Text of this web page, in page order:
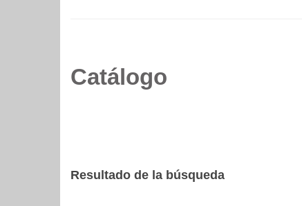
Catálogo
Resultado de la búsqueda